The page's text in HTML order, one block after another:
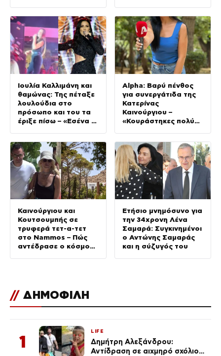
Ιουλία Καλλιμάνη και
θαμώνας: Της πέταξε
λουλούδια στο
πρόσωπο και του τα
έριξε πίσω – «Εσένα σ’
Alpha: Βαρύ πένθος
για συνεργάτιδα της
Κατερίνας
Καινούργιου –
«Κουράστηκες πολύ…
Καινούργιου και
Κουτσουμπής σε
τρυφερά τετ-α-τετ
στο Nammos – Πώς
αντέδρασε ο κόσμος
Ετήσιο μνημόσυνο για
την 34χρονη Λένα
Σαμαρά: Συγκινημένοι
ο Αντώνης Σαμαράς
και η σύζυγός του
// ΔΗΜΟΦΙΛΗ
1
LIFE
Δημήτρη Αλεξάνδρου:
Αντίδραση σε αιχμηρό σχόλιο